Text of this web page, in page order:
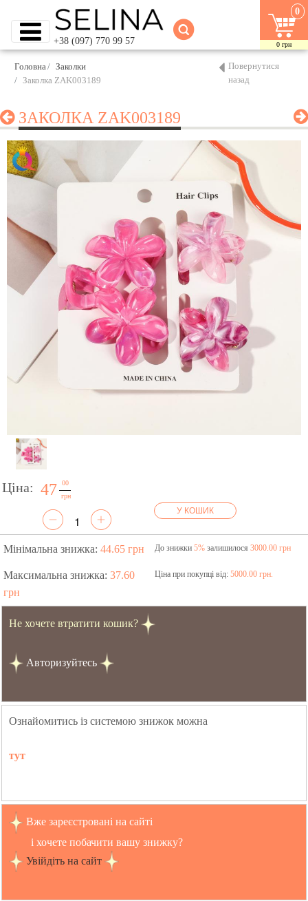
+38 (097) 770 99 57
0
0 грн
Головна
Заколки
Заколка ZAK003189
Повернутися
назад
ЗАКОЛКА ZAK003189
Ціна: 47
00
грн
У КОШИК
Мінімальна знижка: 44.65 грн До знижки 5%залишилося 3000.00 грн
Максимальна знижка: 37.60
грн
Ціна при покупці від: 5000.00 грн.
Не хочете втратити кошик?
Авторизуйтесь
Ознайомитись із системою знижок можна
тут
Вже зареєстровані на сайті
і хочете побачити вашу знижку?
Увійдіть на сайт